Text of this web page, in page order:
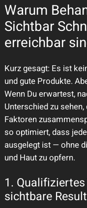
Warum
Sichtbar
erreichbar
Kurz gesagt: Es ist
und gute Produkte.
Wenn Du erwartest,
Unterschied zu
Faktoren
so optimiert, dass
ausgelegt ist — ohne
und Haut zu opfern.
1.
sichtbare